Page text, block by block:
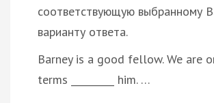
соответствующую выбранному
варианту ответа.
Barney is a good fellow. We are
terms _________ him. …